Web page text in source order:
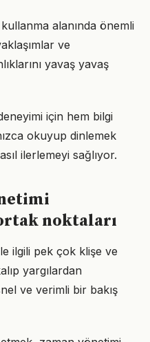
alanında önemli
ve
yavaş yavaş
için hem bilgi
okuyup dinlemek
ilerlemeyi sağlıyor.
noktaları
ilgili pek çok klişe ve
yargılardan
ve verimli bir bakış